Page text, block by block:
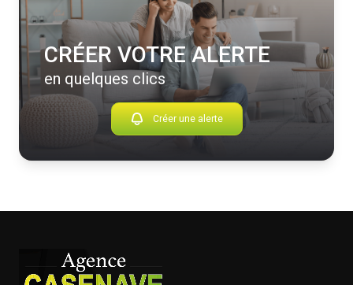
CRÉER VOTRE ALERTE
en quelques clics
Créer une alerte